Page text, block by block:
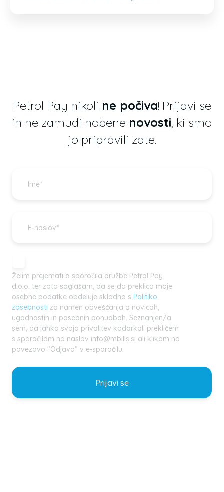
Petrol Pay nikoli ne počiva! Prijavi se
in ne zamudi nobene novosti, ki smo
jo pripravili zate.
Želim prejemati e-sporočila družbe Petrol Pay
d.o.o. ter zato soglašam, da se do preklica moje
osebne podatke obdeluje skladno s Politiko
zasebnosti za namen obveščanja o novicah,
ugodnostih in posebnih ponudbah. Seznanjen/a
sem, da lahko svojo privolitev kadarkoli prekličem
s sporočilom na naslov info@mbills.si ali klikom na
povezavo "Odjava" v e-sporočilu.